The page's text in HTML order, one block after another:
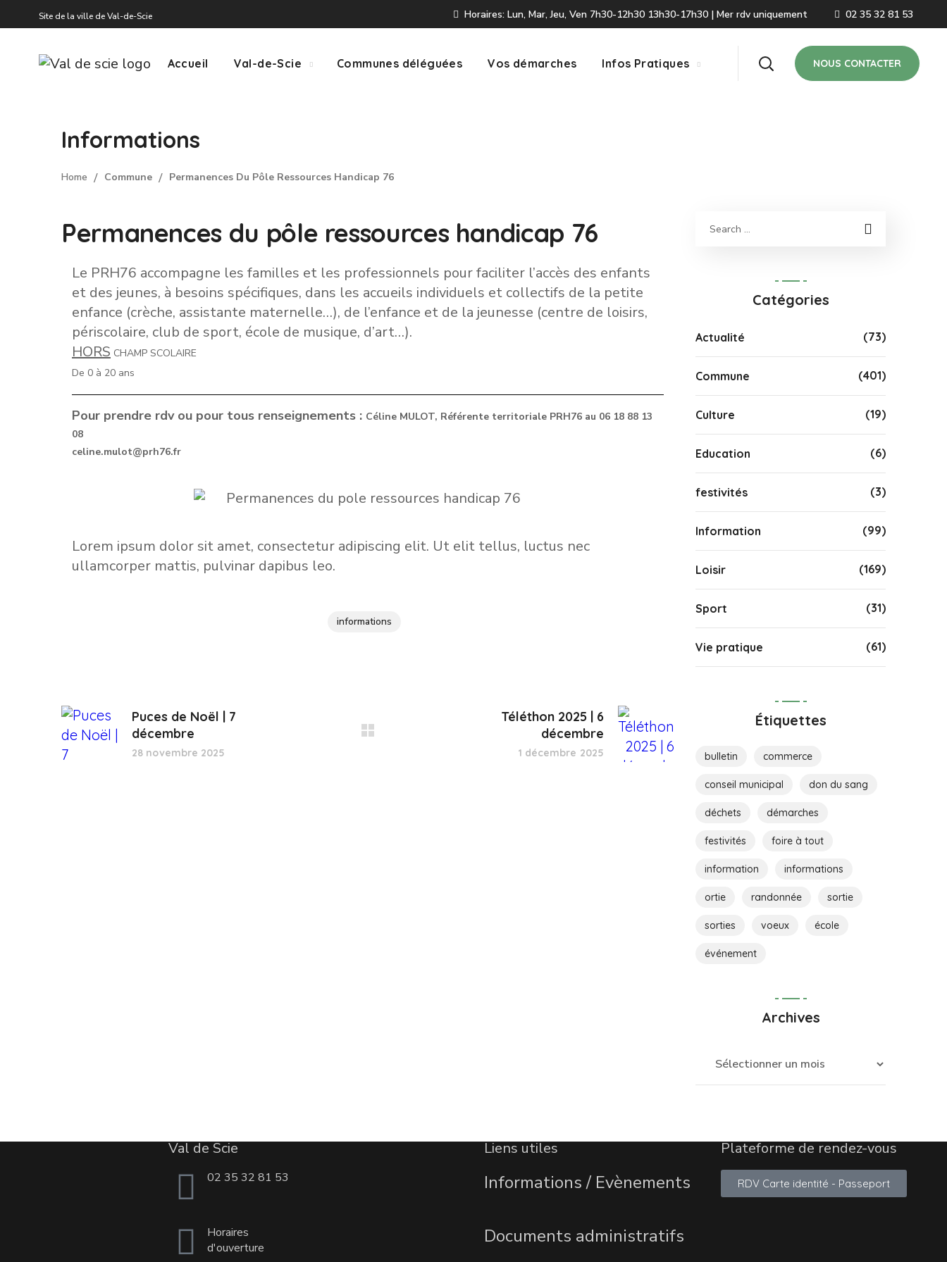
Site de la ville de Val-de-Scie Horaires: Lun, Mar, Jeu, Ven 7h30-12h30 13h30-17h30 | Mer rdv uniquement 02 35 32 81 53
Accueil Val-de-Scie Communes déléguées Vos démarches Infos Pratiques NOUS CONTACTER
Informations
Home Commune Permanences Du Pôle Ressources Handicap 76
Permanences du pôle ressources handicap 76
Le PRH76 accompagne les familles et les professionnels pour faciliter l’accès des enfants
et des jeunes, à besoins spécifiques, dans les accueils individuels et collectifs de la petite
enfance (crèche, assistante maternelle…), de l’enfance et de la jeunesse (centre de loisirs,
périscolaire, club de sport, école de musique, d’art…).
HORS CHAMP SCOLAIRE
De 0 à 20 ans
Pour prendre rdv ou pour tous renseignements : Céline MULOT, Référente territoriale PRH76 au 06 18 88 13
08
celine.mulot@prh76.fr
Lorem ipsum dolor sit amet, consectetur adipiscing elit. Ut elit tellus, luctus nec
ullamcorper mattis, pulvinar dapibus leo.
informations
Puces de Noël | 7
décembre
28 novembre 2025
Téléthon 2025 | 6
décembre
1 décembre 2025
Catégories
Actualité (73)
Commune (401)
Culture (19)
Education (6)
festivités (3)
Information (99)
Loisir (169)
Sport (31)
Vie pratique (61)
Étiquettes
bulletin commerce
conseil municipal don du sang
déchets démarches
festivités foire à tout
information informations
ortie randonnée sortie
sorties voeux école
événement
Archives
Val de Scie
02 35 32 81 53
Horaires
d'ouverture
Liens utiles
Informations / Evènements
Documents administratifs
Plateforme de rendez-vous
RDV Carte identité - Passeport